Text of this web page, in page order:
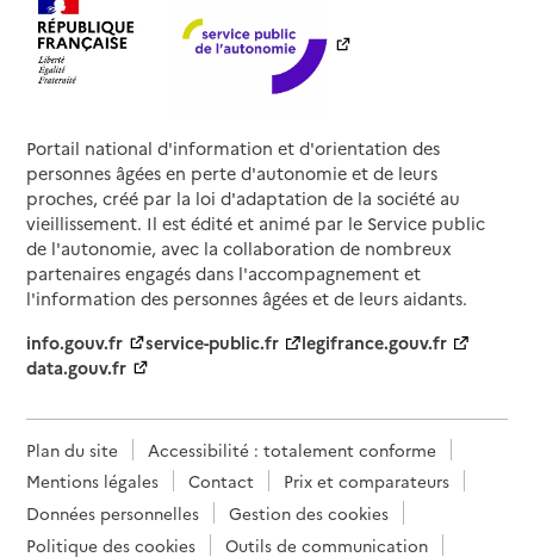
Portail national d'information et d'orientation des
personnes âgées en perte d'autonomie et de leurs
proches, créé par la loi d'adaptation de la société au
vieillissement. Il est édité et animé par le Service public
de l'autonomie, avec la collaboration de nombreux
partenaires engagés dans l'accompagnement et
l'information des personnes âgées et de leurs aidants.
info.gouv.fr
service-public.fr
legifrance.gouv.fr
data.gouv.fr
Plan du site
Accessibilité : totalement conforme
Mentions légales
Contact
Prix et comparateurs
Données personnelles
Gestion des cookies
Politique des cookies
Outils de communication